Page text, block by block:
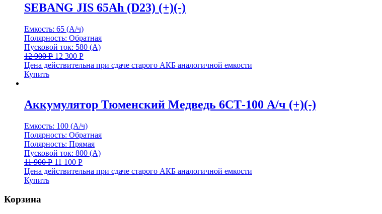
SEBANG JIS 65Ah (D23) (+)(-)
Емкость: 65 (А/ч)
Полярность: Обратная
Пусковой ток: 580 (А)
12 900Р 12 300 Р
Цена действительна при сдаче старого АКБ аналогичной емкости
Купить
Аккумулятор Тюменский Медведь 6СТ-100 А/ч (+)(-)
Емкость: 100 (А/ч)
Полярность: Обратная
Полярность: Прямая
Пусковой ток: 800 (А)
11 900Р 11 100 Р
Цена действительна при сдаче старого АКБ аналогичной емкости
Купить
Корзина